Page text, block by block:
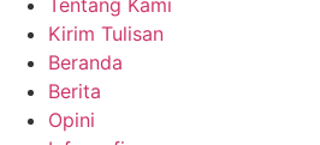
Tentang Kami
Kirim Tulisan
Beranda
Berita
Opini